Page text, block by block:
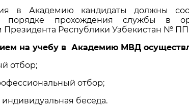
в Академию кандидаты должны
прохождения службы в
Республики Узбекистан № ПП-
на учебу в Академию МВД
отбор;
отбор;
беседа.